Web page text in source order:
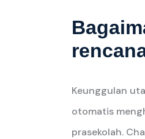
Keunggulan
otomatis
prasekolah.